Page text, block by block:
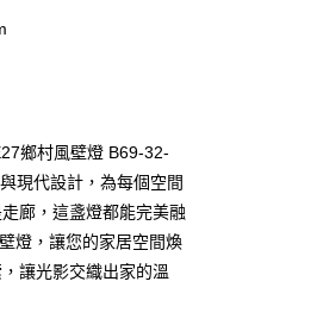
支付方式。 讓您購物簡單
鄉村風壁燈 B69-32-
現代設計，為每個空間
廊，這盞燈都能完美融
燈，讓您的家居空間煥
讓光影交織出家的溫